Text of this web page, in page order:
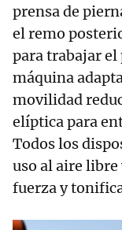
prensa de
el remo
para trabajar el
máquina
movilidad
elíptica para
Todos los
uso al aire
fuerza y